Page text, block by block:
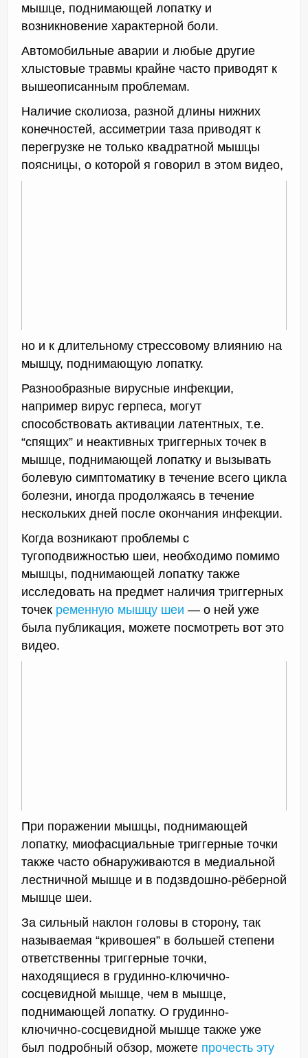
мышце, поднимающей лопатку и
возникновение характерной боли.
Автомобильные аварии и любые другие
хлыстовые травмы крайне часто приводят к
вышеописанным проблемам.
Наличие сколиоза, разной длины нижних
конечностей, ассиметрии таза приводят к
перегрузке не только квадратной мышцы
поясницы, о которой я говорил в этом видео,
но и к длительному стрессовому влиянию на
мышцу, поднимающую лопатку.
Разнообразные вирусные инфекции,
например вирус герпеса, могут
способствовать активации латентных, т.е.
“спящих” и неактивных триггерных точек в
мышце, поднимающей лопатку и вызывать
болевую симптоматику в течение всего цикла
болезни, иногда продолжаясь в течение
нескольких дней после окончания инфекции.
Когда возникают проблемы с
тугоподвижностью шеи, необходимо помимо
мышцы, поднимающей лопатку также
исследовать на предмет наличия триггерных
точек ременную мышцу шеи — о ней уже
была публикация, можете посмотреть вот это
видео.
При поражении мышцы, поднимающей
лопатку, миофасциальные триггерные точки
также часто обнаруживаются в медиальной
лестничной мышце и в подзвдошно-рёберной
мышце шеи.
За сильный наклон головы в сторону, так
называемая “кривошея” в большей степени
ответственны триггерные точки,
находящиеся в грудинно-ключично-
сосцевидной мышце, чем в мышце,
поднимающей лопатку. О грудинно-
ключично-сосцевидной мышце также уже
был подробный обзор, можете прочесть эту